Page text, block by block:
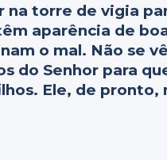
torre de vigia
aparência de
o mal. Não se
do Senhor para
Ele, de